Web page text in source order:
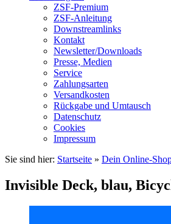
ZSF-Premium
ZSF-Anleitung
Downstreamlinks
Kontakt
Newsletter/Downloads
Presse, Medien
Service
Zahlungsarten
Versandkosten
Rückgabe und Umtausch
Datenschutz
Cookies
Impressum
Sie sind hier: Startseite » Dein Online-
Invisible Deck, blau,